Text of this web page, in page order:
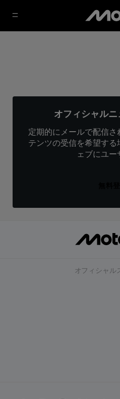
オフィシャル
定期的にメールで配信
テンツの受信を希望する
ェブにユー
オフィシャル